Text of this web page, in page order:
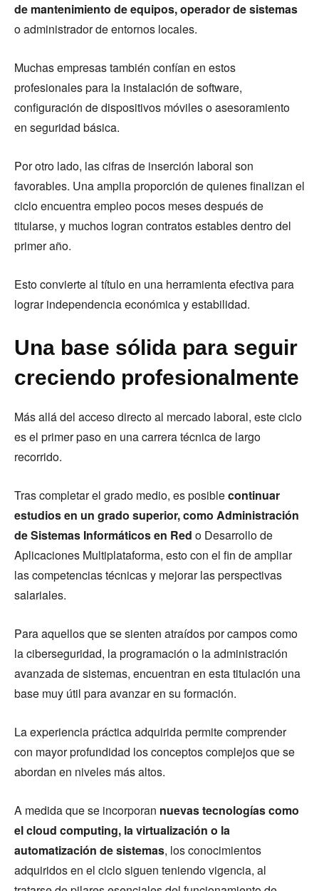
de mantenimiento de equipos, operador de sistemas
o administrador de entornos locales.
Muchas empresas también confían en estos
profesionales para la instalación de software,
configuración de dispositivos móviles o asesoramiento
en seguridad básica.
Por otro lado, las cifras de inserción laboral son
favorables. Una amplia proporción de quienes finalizan el
ciclo encuentra empleo pocos meses después de
titularse, y muchos logran contratos estables dentro del
primer año.
Esto convierte al título en una herramienta efectiva para
lograr independencia económica y estabilidad.
Una base sólida para seguir
creciendo profesionalmente
Más allá del acceso directo al mercado laboral, este ciclo
es el primer paso en una carrera técnica de largo
recorrido.
Tras completar el grado medio, es posiblecontinuar
estudios en un grado superior, como Administración
de Sistemas Informáticos en Red o Desarrollo de
Aplicaciones Multiplataforma, esto con el fin de ampliar
las competencias técnicas y mejorar las perspectivas
salariales.
Para aquellos que se sienten atraídos por campos como
la ciberseguridad, la programación o la administración
avanzada de sistemas, encuentran en esta titulación una
base muy útil para avanzar en su formación.
La experiencia práctica adquirida permite comprender
con mayor profundidad los conceptos complejos que se
abordan en niveles más altos.
A medida que se incorporan nuevas tecnologías como
el cloud computing, la virtualización o la
automatización de sistemas, los conocimientos
adquiridos en el ciclo siguen teniendo vigencia, al